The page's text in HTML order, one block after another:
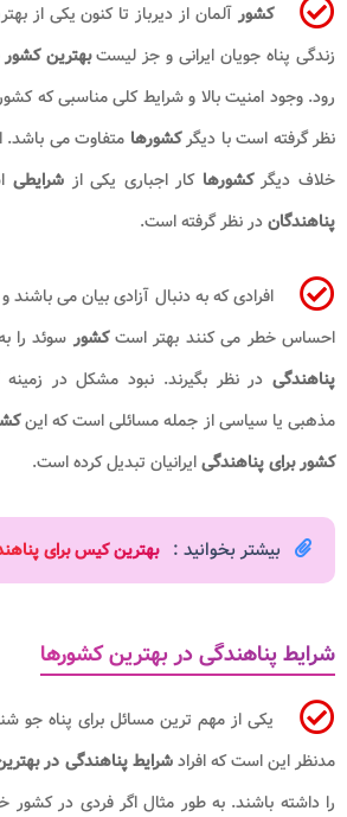
کشورآلمان از دیرباز تا کنون یکی از
زندگی پناه جویان ایرانی و جز لیستبهترین
رود. وجود امنیت بالا و شرایط کلی مناسبی که
نظر گرفته است با دیگرکشورها متفاوت می باشد.
خلاف دیگرکشورها کار اجباری یکی ازشرایطی
پناهندگاندر نظر گرفته است.
افرادی که به دنبال آزادی بیان می
احساس خطر می کنند بهتر استکشورسوئد را
پناهندگی در نظر بگیرند. نبود مشکل در
مذهبی یا سیاسی از جمله مسائلی است که این
کشور برای پناهندگیایرانیان تبدیل کرده است.
بیشتر بخوانید : بهترین کیس برای
شرایط پناهندگی در بهترین کشورها
یکی از مهم ترین مسائل برای پناه
مدنظر این است که افرادشرایط پناهندگی در
را داشته باشند. به طور مثال اگر فردی در